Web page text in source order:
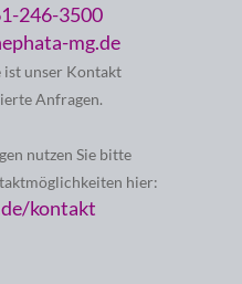
246-3500
mg.de
ist unser Kontakt
Anfragen.
nutzen Sie bitte
hier:
kontakt